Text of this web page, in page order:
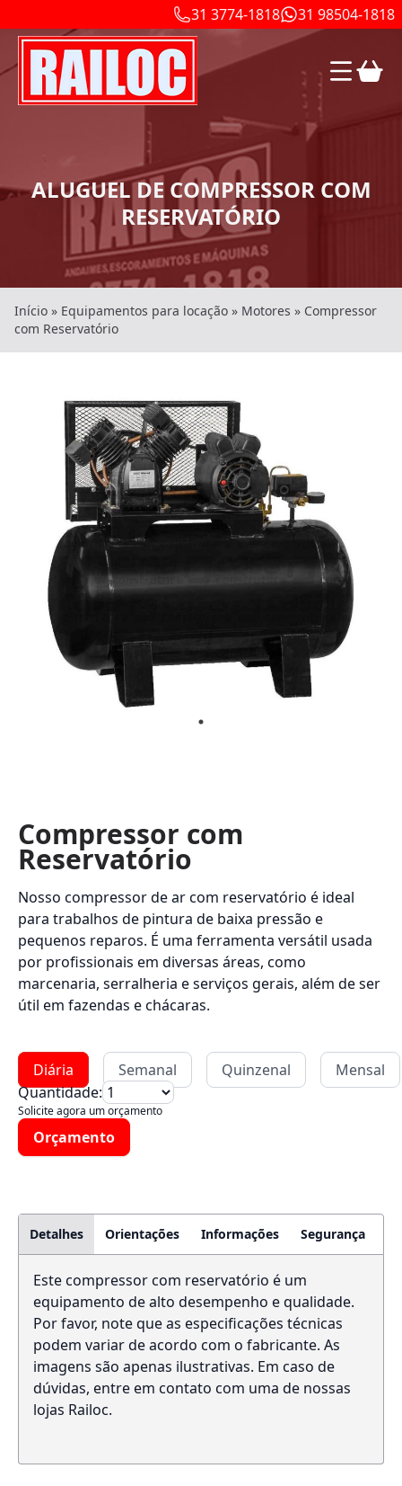
31 3774-1818 31 98504-1818
ALUGUEL DE COMPRESSOR COM
RESERVATÓRIO
Início » Equipamentos para locação » Motores » Compressor
com Reservatório
Compressor com
Reservatório
Nosso compressor de ar com reservatório é ideal
para trabalhos de pintura de baixa pressão e
pequenos reparos. É uma ferramenta versátil usada
por profissionais em diversas áreas, como
marcenaria, serralheria e serviços gerais, além de ser
útil em fazendas e chácaras.
Diária Semanal Quinzenal
Mensal
Quantidade:
Solicite agora um orçamento
Orçamento
Detalhes Orientações Informações Segurança
Este compressor com reservatório é um
equipamento de alto desempenho e qualidade.
Por favor, note que as especificações técnicas
podem variar de acordo com o fabricante. As
imagens são apenas ilustrativas. Em caso de
dúvidas, entre em contato com uma de nossas
lojas Railoc.